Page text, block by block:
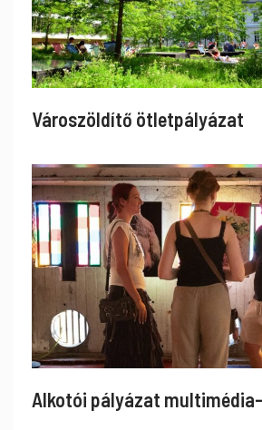
Városzöldítő ötletpályázat
Alkotói pályázat